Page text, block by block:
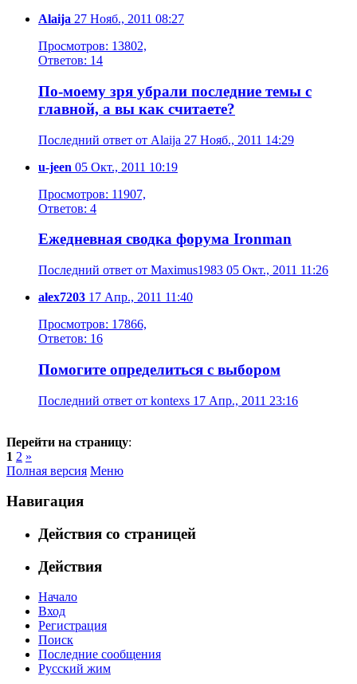
Alaija 27 Нояб., 2011 08:27
Просмотров: 13802,
Ответов: 14
По-моему зря убрали последние темы с
главной, а вы как считаете?
Последний ответ от Alaija 27 Нояб., 2011 14:29
u-jeen 05 Окт., 2011 10:19
Просмотров: 11907,
Ответов: 4
Ежедневная сводка форума Ironman
Последний ответ от Maximus1983 05 Окт., 2011 11:26
alex7203 17 Апр., 2011 11:40
Просмотров: 17866,
Ответов: 16
Помогите определиться с выбором
Последний ответ от kontexs 17 Апр., 2011 23:16
Перейти на страницу:
1 2 »
Полная версия Меню
Навигация
Действия со страницей
Действия
Начало
Вход
Регистрация
Поиск
Последние сообщения
Русский жим